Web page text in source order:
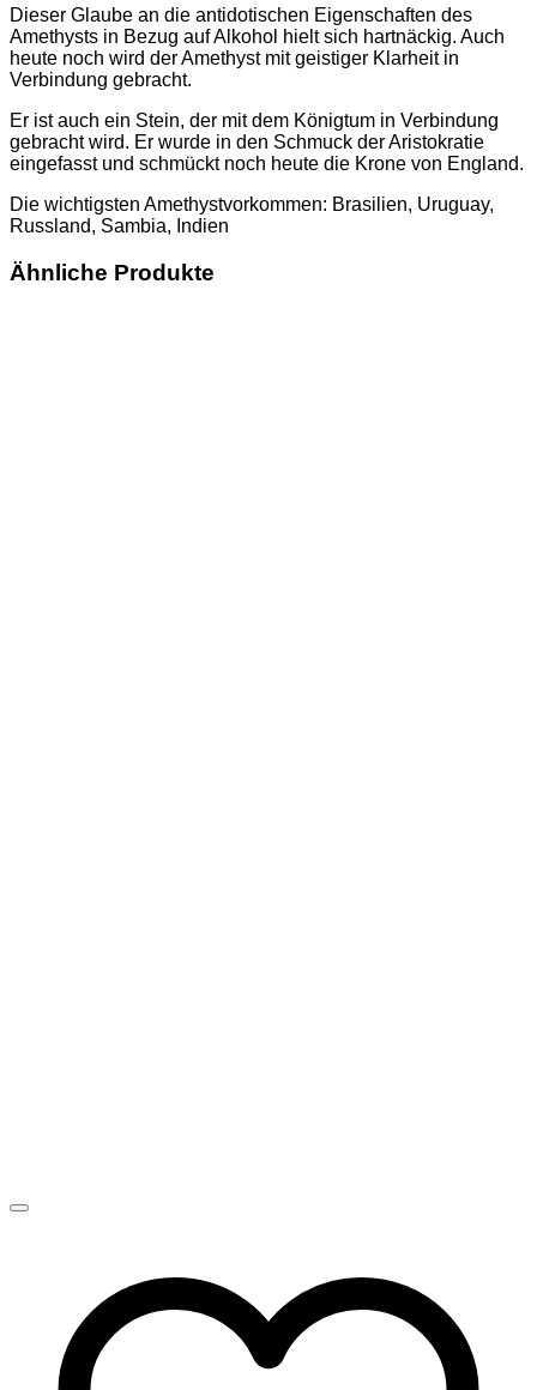
Dieser Glaube an die antidotischen Eigenschaften des
Amethysts in Bezug auf Alkohol hielt sich hartnäckig. Auch
heute noch wird der Amethyst mit geistiger Klarheit in
Verbindung gebracht.
Er ist auch ein Stein, der mit dem Königtum in Verbindung
gebracht wird. Er wurde in den Schmuck der Aristokratie
eingefasst und schmückt noch heute die Krone von England.
Die wichtigsten Amethystvorkommen: Brasilien, Uruguay,
Russland, Sambia, Indien
Ähnliche Produkte